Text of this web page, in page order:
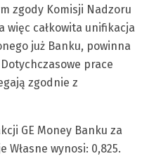
zgody Komisji Nadzoru
więc całkowita unifikacja
już Banku, powinna
prace
zgodnie z
GE Money Banku za
Własne wynosi: 0,825.